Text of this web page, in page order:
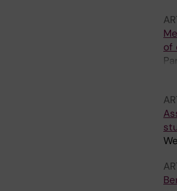
of